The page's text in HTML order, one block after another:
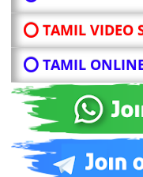
⭕ TAMIL VIDEO
⭕ TAMIL